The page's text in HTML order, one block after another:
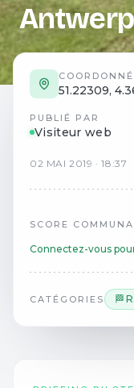
51.22309,
PUBLIÉ PAR
Visiteur web
02 MAI 2019 ·18:37
SCORE
Connectez-vous
CATÉGORIES 🏁